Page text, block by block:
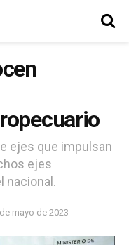
ejes que impulsan
ejes
nacional.
mayo de 2023